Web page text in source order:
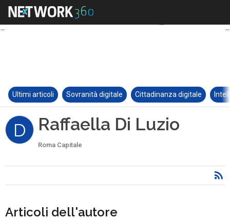
Ultimi articoli Sovranità digitale Cittadinanza digitale
D Raffaella Di Luzio
Roma Capitale
Articoli dell'autore